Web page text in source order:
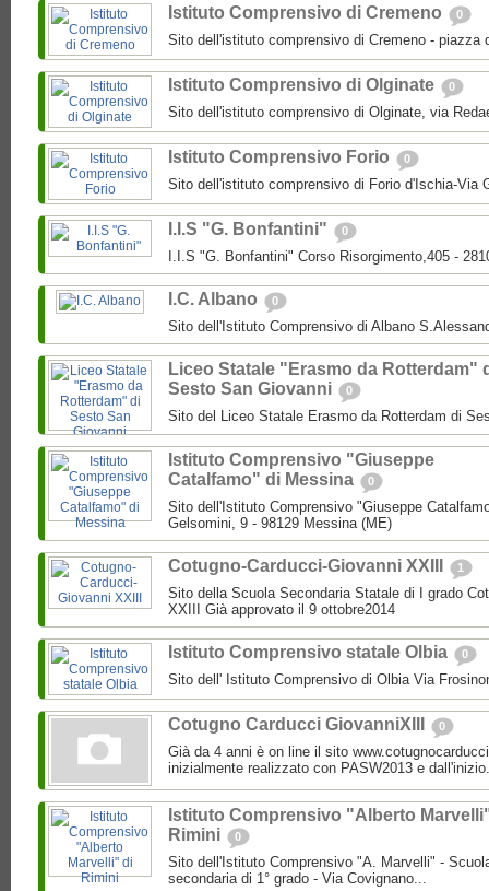
Istituto Comprensivo di Cremeno 0
Sito dell'istituto comprensivo di Cremeno - piazza
Istituto Comprensivo di Olginate 0
Sito dell'istituto comprensivo di Olginate, via
Istituto Comprensivo Forio 0
Sito dell'istituto comprensivo di Forio d'Ischia-Via
I.I.S "G. Bonfantini" 0
I.I.S "G. Bonfantini" Corso Risorgimento,405 -
I.C. Albano 0
Sito dell'Istituto Comprensivo di Albano
Liceo Statale "Erasmo da Rotterdam"
Sesto San Giovanni
0
Sito del Liceo Statale Erasmo da Rotterdam di
Istituto Comprensivo "Giuseppe
Catalfamo" di Messina
0
Sito dell'Istituto Comprensivo "Giuseppe
Gelsomini, 9 - 98129 Messina (ME)
Cotugno-Carducci-Giovanni XXIII 1
Sito della Scuola Secondaria Statale di I grado
XXIII Già approvato il 9 ottobre2014
Istituto Comprensivo statale Olbia 0
Sito dell' Istituto Comprensivo di Olbia Via
Cotugno Carducci GiovanniXIII 0
Già da 4 anni è on line il sito
inizialmente realizzato con PASW2013 e
Istituto Comprensivo "Alberto
Rimini
0
Sito dell'Istituto Comprensivo "A. Marvelli" -
secondaria di 1° grado - Via Covignano...